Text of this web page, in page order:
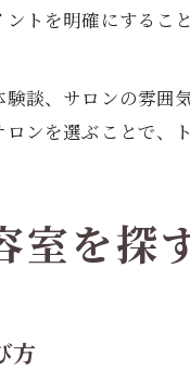
トを明確にするこ
談、サロンの雰
ンを選ぶことで、
室を探
方